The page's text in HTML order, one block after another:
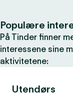
Populære
På Tinder finner
interessene sine
aktivitetene:
Utendørs